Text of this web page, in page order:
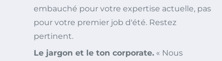
embauché pour votre expertise actuelle, pas
pour votre premier job d'été. Restez
pertinent.
Le jargon et le ton corporate. « Nous